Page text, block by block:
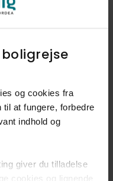
og cookies fra
at fungere, forbedre
indhold og
giver du tilladelse
cookies og lignende